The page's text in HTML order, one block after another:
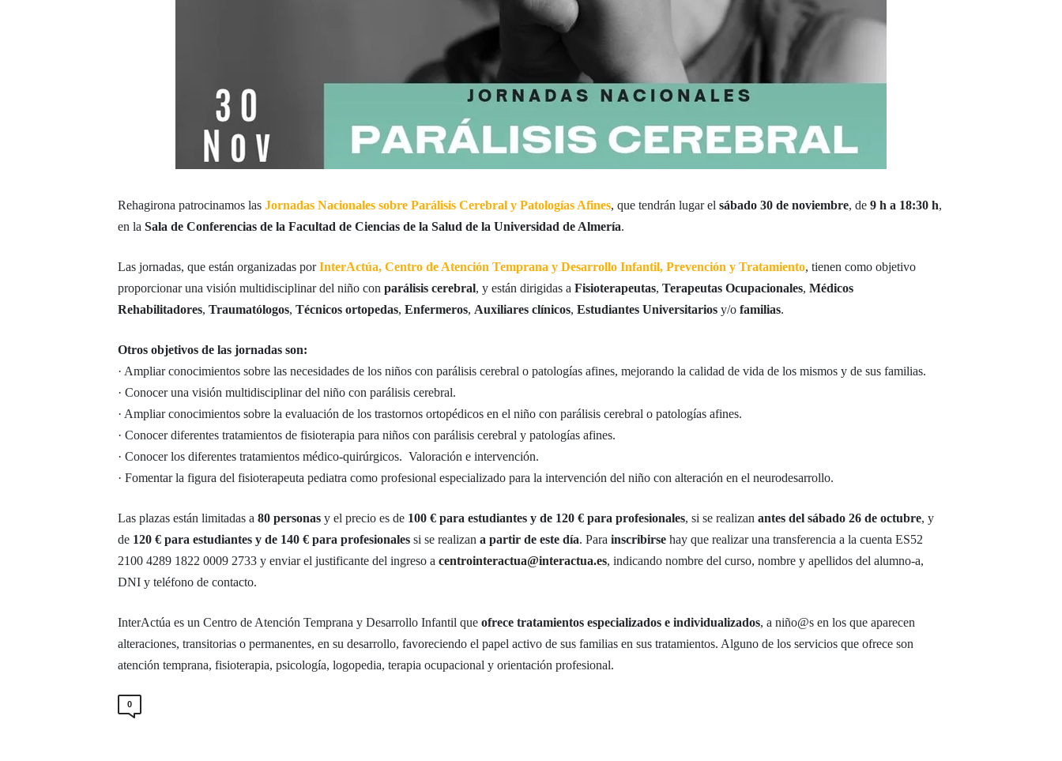
Rehagirona patrocinamos lasJornadas Nacionales sobre Parálisis Cerebral y Patologías Afines, que tendrán lugar elsábado 30 de noviembre, de9 h a 18:30 h,
en laSala de Conferencias de la Facultad de Ciencias de la Salud de la Universidad de Almería.
Las jornadas, que están organizadas porInterActúa, Centro de Atención Temprana y Desarrollo Infantil, Prevención y Tratamiento, tienen como objetivo
proporcionar una visión multidisciplinar del niño conparálisis cerebral, y están dirigidas aFisioterapeutas,Terapeutas Ocupacionales,Médicos
Rehabilitadores,Traumatólogos,Técnicos ortopedas,Enfermeros, Auxiliares clínicos,Estudiantes Universitarios y/ofamilias.
Otros objetivos de las jornadas son:
· Ampliar conocimientos sobre las necesidades de los niños con parálisis cerebral o patologías afines, mejorando la calidad de vida de los mismos y de sus familias.
· Conocer una visión multidisciplinar del niño con parálisis cerebral.
· Ampliar conocimientos sobre la evaluación de los trastornos ortopédicos en el niño con parálisis cerebral o patologías afines.
· Conocer diferentes tratamientos de fisioterapia para niños con parálisis cerebral y patologías afines.
· Conocer los diferentes tratamientos médico-quirúrgicos. Valoración e intervención.
· Fomentar la figura del fisioterapeuta pediatra como profesional especializado para la intervención del niño con alteración en el neurodesarrollo.
Las plazas están limitadas a80 personas y el precio es de 100 € para estudiantes y de 120 € para profesionales, si se realizanantes del sábado 26 de octubre, y
de 120 € para estudiantes y de 140 € para profesionales si se realizana partir de este día. Parainscribirse hay que realizar una transferencia a la cuenta ES52
2100 4289 1822 0009 2733 y enviar el justificante del ingreso acentrointeractua@interactua.es, indicando nombre del curso, nombre y apellidos del alumno-a,
DNI y teléfono de contacto.
InterActúa es un Centro de Atención Temprana y Desarrollo Infantil queofrece tratamientos especializados e individualizados, a niño@s en los que aparecen
alteraciones, transitorias o permanentes, en su desarrollo, favoreciendo el papel activo de sus familias en sus tratamientos. Alguno de los servicios que ofrece son
atención temprana, fisioterapia, psicología, logopedia, terapia ocupacional y orientación profesional.
0